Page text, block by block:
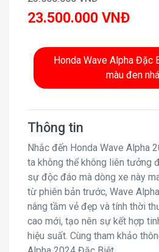
23.500.000 VNĐ
Honda Wave Alpha Đặc
màu đen
Thông tin
Nhắc đến Honda Wave Alpha
ta không thể không liên tưởng
sự độc đáo mà dòng xe này
từ phiên bản trước, Wave
nâng tầm vẻ đẹp và tính thời
cao mới, tạo nên sự kết hợp
hiệu suất. Cùng tham khảo